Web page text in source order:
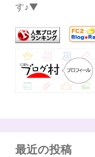
す♪▼
最近の投稿